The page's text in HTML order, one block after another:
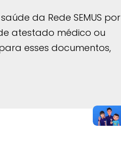
da Rede SEMUS por
atestado médico ou
esses documentos,